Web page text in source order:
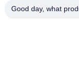
Good day, what